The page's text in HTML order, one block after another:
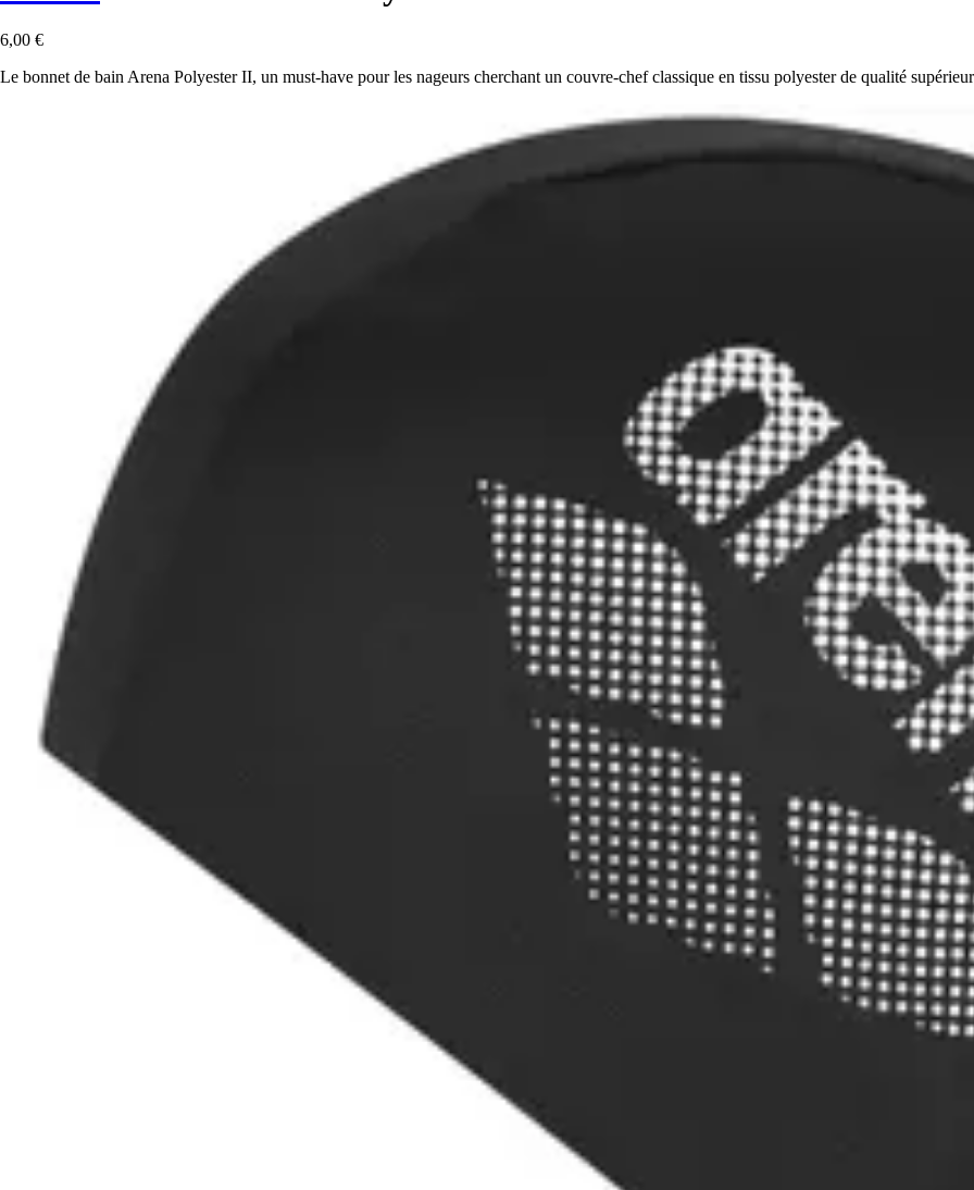
6,00 €
Le bonnet de bain Arena Polyester II, un must-have pour les nageurs cherchant un couvre-chef classique en tissu polyester de qualité